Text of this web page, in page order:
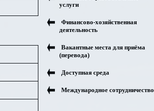
услуги
Финансово-хозяйственная
деятельность
Вакантные места для приёма
(перевода)
Доступная среда
Международное сотрудничество